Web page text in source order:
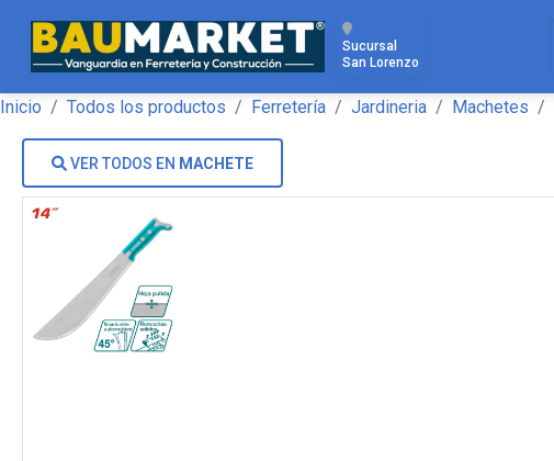
Sucursal
San Lorenzo
Inicio Todos los productos Ferretería Jardineria Machetes
VER TODOS EN MACHETE